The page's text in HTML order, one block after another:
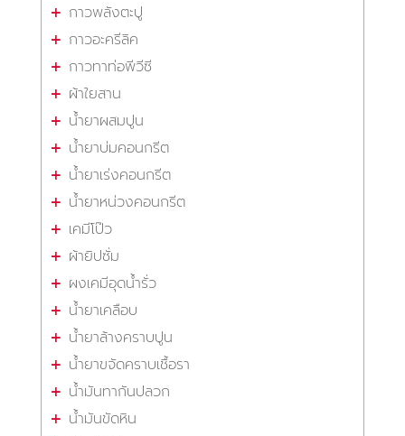
กาวพลังตะปู
กาวอะครีลิค
กาวทาท่อพีวีซี
ผ้าใยสาน
น้ำยาผสมปูน
น้ำยาบ่มคอนกรีต
น้ำยาเร่งคอนกรีต
น้ำยาหน่วงคอนกรีต
เคมีโป๊ว
ผ้ายิปซั่ม
ผงเคมีอุดน้ำรั่ว
น้ำยาเคลือบ
น้ำยาล้างคราบปูน
น้ำยาขจัดคราบเชื้อรา
น้ำมันทากันปลวก
น้ำมันขัดหิน